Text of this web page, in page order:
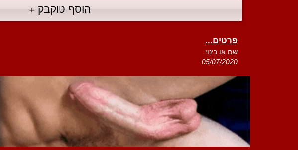
הוסף טוקבק +
פרטים...
שם או כינוי
05/07/2020